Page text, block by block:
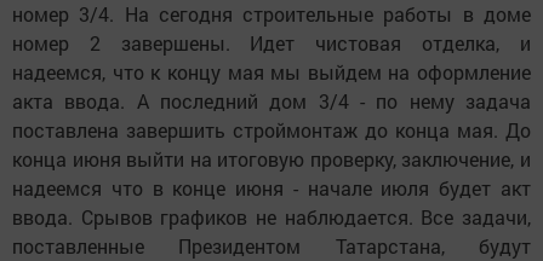
номер 3/4. На сегодня строительные работы в доме
номер 2 завершены. Идет чистовая отделка, и
надеемся, что к концу мая мы выйдем на оформление
акта ввода. А последний дом 3/4 - по нему задача
поставлена завершить строймонтаж до конца мая. До
конца июня выйти на итоговую проверку, заключение, и
надеемся что в конце июня - начале июля будет акт
ввода. Срывов графиков не наблюдается. Все задачи,
поставленные Президентом Татарстана, будут